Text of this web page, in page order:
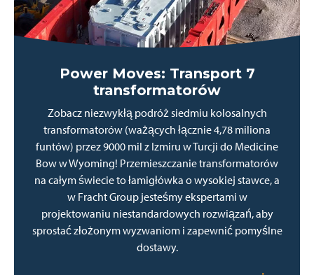
Power Moves: Transport 7
transformatorów
Zobacz niezwykłą podróż siedmiu kolosalnych
transformatorów (ważących łącznie 4,78 miliona
funtów) przez 9000 mil z Izmiru w Turcji do Medicine
Bow w Wyoming! Przemieszczanie transformatorów
na całym świecie to łamigłówka o wysokiej stawce, a
w Fracht Group jesteśmy ekspertami w
projektowaniu niestandardowych rozwiązań, aby
sprostać złożonym wyzwaniom i zapewnić pomyślne
dostawy.